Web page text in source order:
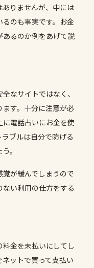
りませんが、中には
のも事実です。お金
あるのか例をあげて説
なサイトではなく、
す。十分に注意が必
電話占いにお金を使
ブルは自分で防げる
。
が緩んでしまうので
い利用の仕方をする
金を未払いにしてし
ットで買って支払い